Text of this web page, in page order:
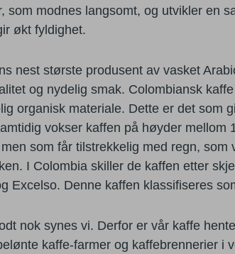
som modnes langsomt, og utvikler en
økt fyldighet.
nest største produsent av vasket A
og nydelig smak. Colombiansk
organisk materiale. Dette er det som
vokser kaffen på høyder mellom
mensom får tilstrekkelig med regn, som
I Colombia skiller de kaffen etter
Excelso. Denne kaffen klassifiseres
nok synes vi. Derfor er vår kaffe
kaffe-farmer og kaffebrennerier i